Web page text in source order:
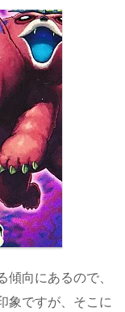
傾向にあるので、
象ですが、そこに